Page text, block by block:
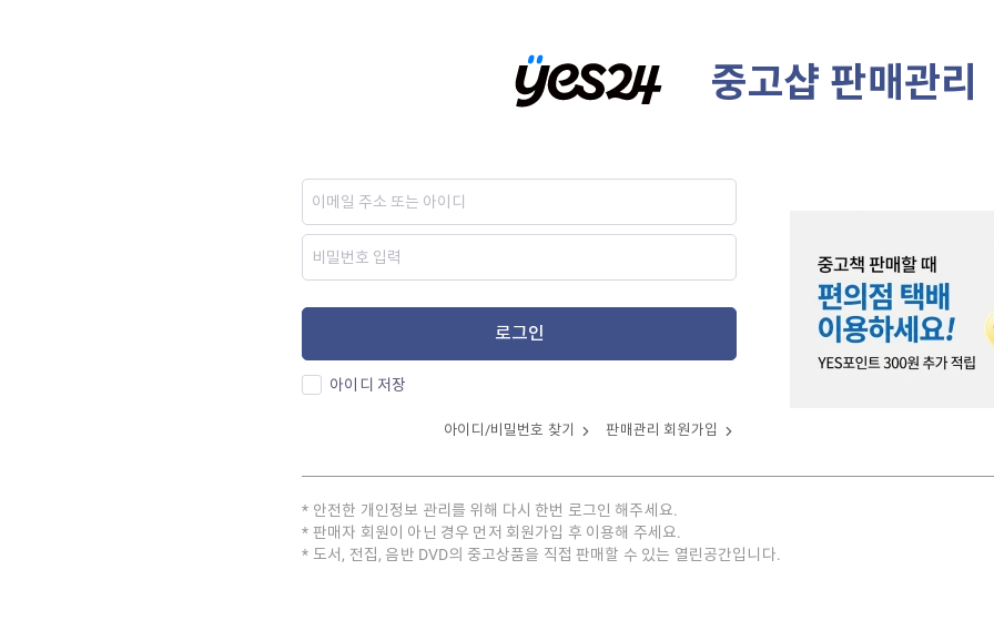
중고샵 판매관리
로그인
아이디 저장
아이디/비밀번호 찾기 판매관리 회원가입
안전한 개인정보 관리를 위해 다시 한번 로그인 해주세요.
판매자 회원이 아닌 경우 먼저 회원가입 후 이용해 주세요.
도서, 전집, 음반 DVD의 중고상품을 직접 판매할 수 있는 열린공간입니다.